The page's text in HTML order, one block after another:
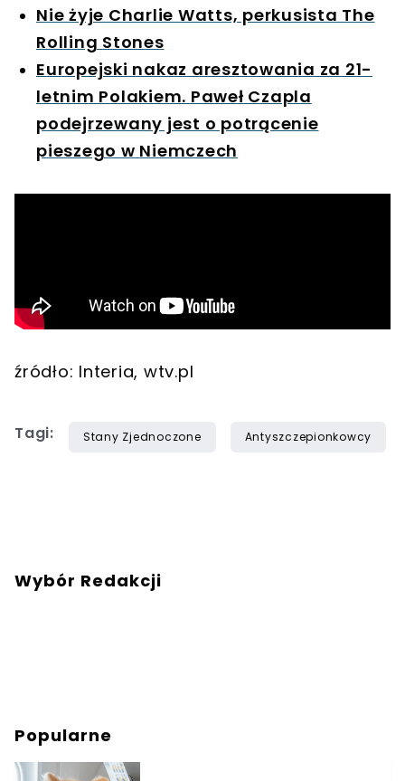
Nie żyje Charlie Watts, perkusista The
Rolling Stones
Europejski nakaz aresztowania za 21-
letnim Polakiem. Paweł Czapla
podejrzewany jest o potrącenie
pieszego w Niemczech
źródło: Interia, wtv.pl
Tagi: Stany Zjednoczone Antyszczepionkowcy
Wybór Redakcji
Popularne